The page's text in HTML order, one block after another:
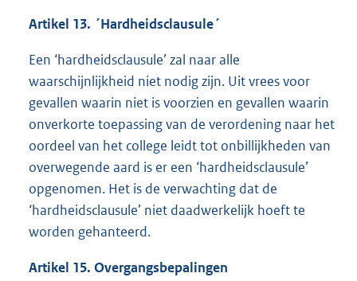
Artikel 13. ´Hardheidsclausule´
Een ‘hardheidsclausule’ zal naar alle
waarschijnlijkheid niet nodig zijn. Uit vrees voor
gevallen waarin niet is voorzien en gevallen waarin
onverkorte toepassing van de verordening naar het
oordeel van het college leidt tot onbillijkheden van
overwegende aard is er een ‘hardheidsclausule’
opgenomen. Het is de verwachting dat de
‘hardheidsclausule’ niet daadwerkelijk hoeft te
worden gehanteerd.
Artikel 15. Overgangsbepalingen